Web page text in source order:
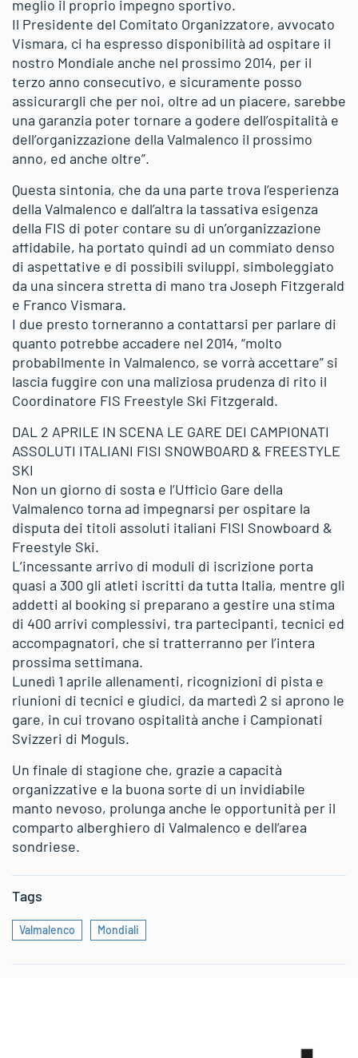
meglio il proprio impegno sportivo.
Il Presidente del Comitato Organizzatore, avvocato
Vismara, ci ha espresso disponibilità ad ospitare il
nostro Mondiale anche nel prossimo 2014, per il
terzo anno consecutivo, e sicuramente posso
assicurargli che per noi, oltre ad un piacere, sarebbe
una garanzia poter tornare a godere dell’ospitalità e
dell’organizzazione della Valmalenco il prossimo
anno, ed anche oltre”.
Questa sintonia, che da una parte trova l’esperienza
della Valmalenco e dall’altra la tassativa esigenza
della FIS di poter contare su di un’organizzazione
affidabile, ha portato quindi ad un commiato denso
di aspettative e di possibili sviluppi, simboleggiato
da una sincera stretta di mano tra Joseph Fitzgerald
e Franco Vismara.
I due presto torneranno a contattarsi per parlare di
quanto potrebbe accadere nel 2014, “molto
probabilmente in Valmalenco, se vorrà accettare” si
lascia fuggire con una maliziosa prudenza di rito il
Coordinatore FIS Freestyle Ski Fitzgerald.
DAL 2 APRILE IN SCENA LE GARE DEI CAMPIONATI
ASSOLUTI ITALIANI FISI SNOWBOARD & FREESTYLE
SKI
Non un giorno di sosta e l’Ufficio Gare della
Valmalenco torna ad impegnarsi per ospitare la
disputa dei titoli assoluti italiani FISI Snowboard &
Freestyle Ski.
L’incessante arrivo di moduli di iscrizione porta
quasi a 300 gli atleti iscritti da tutta Italia, mentre gli
addetti al booking si preparano a gestire una stima
di 400 arrivi complessivi, tra partecipanti, tecnici ed
accompagnatori, che si tratterranno per l’intera
prossima settimana.
Lunedì 1 aprile allenamenti, ricognizioni di pista e
riunioni di tecnici e giudici, da martedì 2 si aprono le
gare, in cui trovano ospitalità anche i Campionati
Svizzeri di Moguls.
Un finale di stagione che, grazie a capacità
organizzative e la buona sorte di un invidiabile
manto nevoso, prolunga anche le opportunità per il
comparto alberghiero di Valmalenco e dell’area
sondriese.
Tags
Valmalenco Mondiali